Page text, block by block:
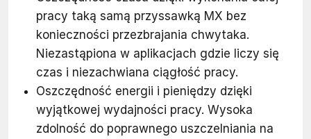
pracy taką samą przyssawką MX bez
konieczności przezbrajania chwytaka.
Niezastąpiona w aplikacjach gdzie liczy się
czas i niezachwiana ciągłość pracy.
Oszczędność energii i pieniędzy dzięki
wyjątkowej wydajności pracy. Wysoka
zdolność do poprawnego uszczelniania na